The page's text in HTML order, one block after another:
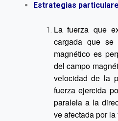
Estrategias
La fuerza que
cargada que
magnético es
del campo
velocidad de la
fuerza ejercida
paralela a la
ve afectada por